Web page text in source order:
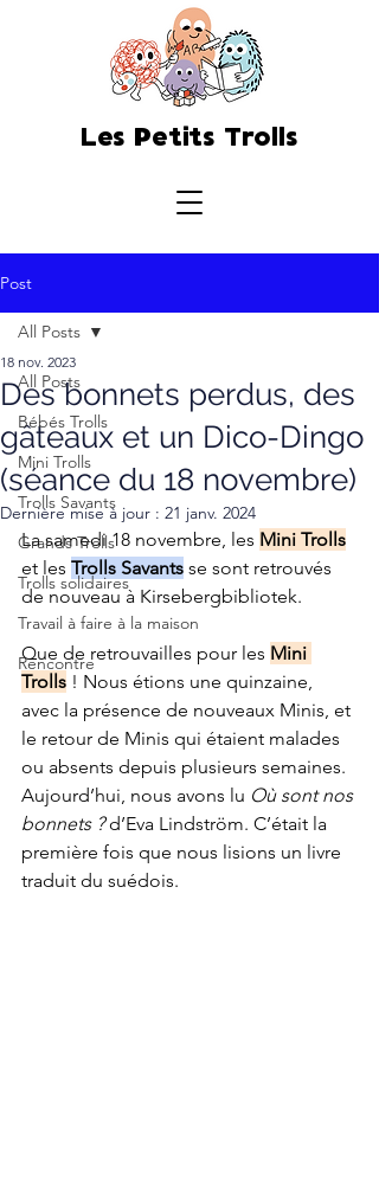
Les Petits Trolls
Post
All Posts
Bébés Trolls
Mini Trolls
Trolls Savants
Grands Trolls
Trolls solidaires
Travail à faire à la maison
Rencontre
All Posts
Des bonnets perdus, des
gâteaux et un Dico-Dingo
(séance du 18 novembre)
18 nov. 2023
Dernière mise à jour : 21 janv. 2024
La samedi 18 novembre, les Mini Trolls
et les Trolls Savants se sont retrouvés
de nouveau à Kirsebergbibliotek.
Que de retrouvailles pour les Mini
Trolls ! Nous étions une quinzaine,
avec la présence de nouveaux Minis, et
le retour de Minis qui étaient malades
ou absents depuis plusieurs semaines.
Aujourd’hui, nous avons lu Où sont nos
bonnets ? d’Eva Lindström. C’était la
première fois que nous lisions un livre
traduit du suédois.